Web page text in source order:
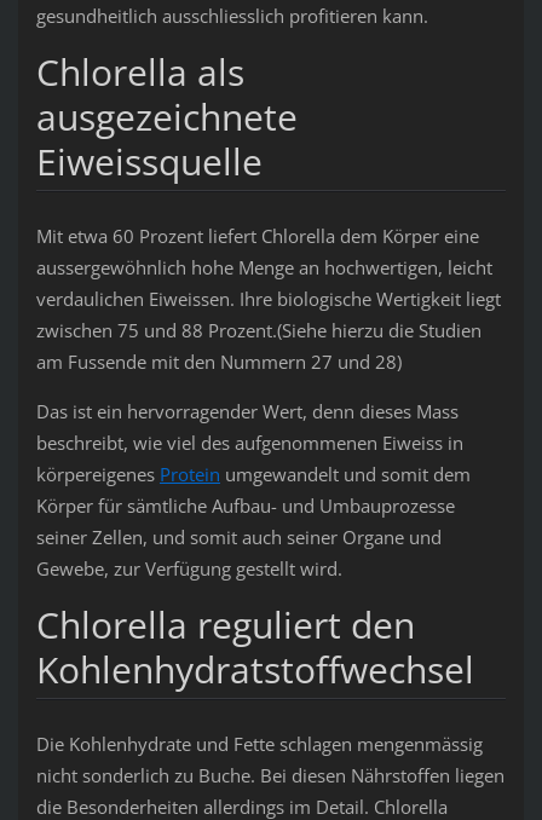
gesundheitlich ausschliesslich profitieren kann.
Chlorella als
ausgezeichnete
Eiweissquelle
Mit etwa 60 Prozent liefert Chlorella dem Körper eine
aussergewöhnlich hohe Menge an hochwertigen, leicht
verdaulichen Eiweissen. Ihre biologische Wertigkeit liegt
zwischen 75 und 88 Prozent.(Siehe hierzu die Studien
am Fussende mit den Nummern 27 und 28)
Das ist ein hervorragender Wert, denn dieses Mass
beschreibt, wie viel des aufgenommenen Eiweiss in
körpereigenes Protein umgewandelt und somit dem
Körper für sämtliche Aufbau- und Umbauprozesse
seiner Zellen, und somit auch seiner Organe und
Gewebe, zur Verfügung gestellt wird.
Chlorella reguliert den
Kohlenhydratstoffwechsel
Die Kohlenhydrate und Fette schlagen mengenmässig
nicht sonderlich zu Buche. Bei diesen Nährstoffen liegen
die Besonderheiten allerdings im Detail. Chlorella